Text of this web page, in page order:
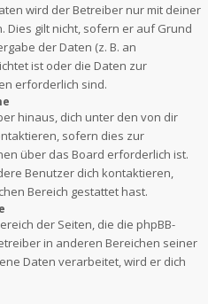
wird der Betreiber nur mit deiner
Dies gilt nicht, sofern er auf Grund
der Daten (z. B. an
ist oder die Daten zur
erforderlich sind.
hinaus, dich unter den von dir
sofern dies zur
über das Board erforderlich ist.
Benutzer dich kontaktieren,
Bereich gestattet hast.
der Seiten, die die phpBB-
in anderen Bereichen seiner
Daten verarbeitet, wird er dich